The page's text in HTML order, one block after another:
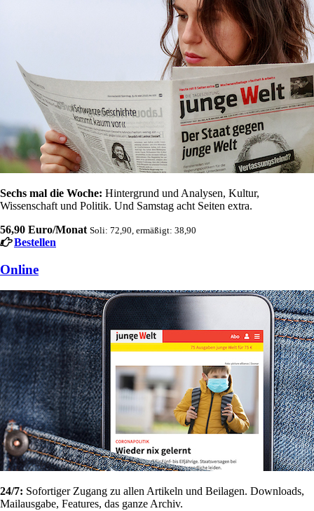
Sechs mal die Woche: Hintergrund und Analysen, Kultur,
Wissenschaft und Politik. Und Samstag acht Seiten extra.
56,90 Euro/Monat Soli: 72,90, ermäßigt: 38,90
Bestellen
Online
24/7: Sofortiger Zugang zu allen Artikeln und Beilagen. Downloads,
Mailausgabe, Features, das ganze Archiv.